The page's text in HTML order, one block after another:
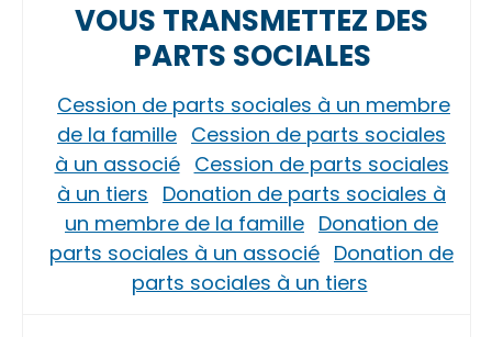
VOUS TRANSMETTEZ DES
PARTS SOCIALES
Cession de parts sociales à un membre
de la famille Cession de parts sociales
à un associé Cession de parts sociales
à un tiers Donation de parts sociales à
un membre de la famille Donation de
parts sociales à un associé Donation de
parts sociales à un tiers